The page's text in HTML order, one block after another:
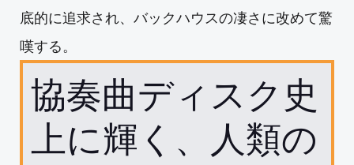
底的に追求され、バックハウスの凄さに改めて驚
嘆する。
協奏曲ディスク史
上に輝く、人類の